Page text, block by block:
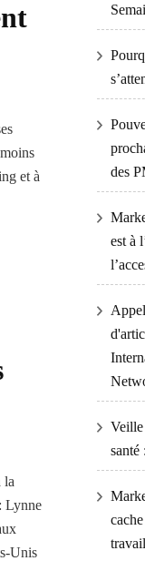
et à
la
Lynne
Unis
des
est à
Veille
santé